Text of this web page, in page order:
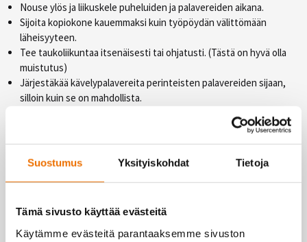
Suostumus Yksityiskohdat Tietoja
Tämä sivusto käyttää evästeitä
Käytämme evästeitä parantaaksemme sivuston
Nouse ylös ja liikuskele puheluiden ja palavereiden aikana.
Sijoita kopiokone kauemmaksi kuin työpöydän välittömään
läheisyyteen.
Tee taukoliikuntaa itsenäisesti tai ohjatusti. (Tästä on hyvä olla
muistutus)
Järjestäkää kävelypalavereita perinteisten palavereiden sijaan,
silloin kuin se on mahdollista.
Luo liikuntaan kannustavaa taukokulttuuria työpaikallasi.
kipuja. Lisäksi stressi vähenee, mieli virkistyy, ajatukset terävöityy ja
oppiminen tehostuu. Kun työn kuormitustekijät ovat kunnossa jää